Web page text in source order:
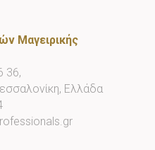
Μαγειρικής
36,
Ελλάδα